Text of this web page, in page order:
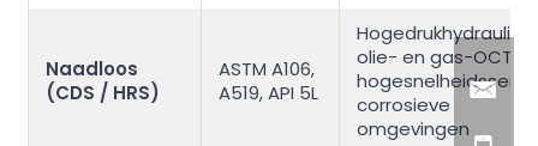
Naadloos
(CDS / HRS)
ASTM A106,
A519, API 5L
Hogedrukhydrauliek,
olie- en gas-OCTG,
corrosieve
omgevingen